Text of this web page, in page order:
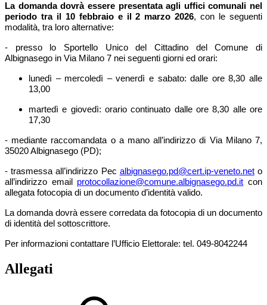
La domanda dovrà essere presentata agli uffici comunali nel
periodo tra il 10 febbraio e il 2 marzo 2026, con le seguenti
modalità, tra loro alternative:
- presso lo Sportello Unico del Cittadino del Comune di
Albignasego in Via Milano 7 nei seguenti giorni ed orari:
lunedì – mercoledì – venerdì e sabato: dalle ore 8,30 alle
13,00
martedì e giovedì: orario continuato dalle ore 8,30 alle ore
17,30
- mediante raccomandata o a mano all’indirizzo di Via Milano 7,
35020 Albignasego (PD);
- trasmessa all’indirizzo Pec albignasego.pd@cert.ip-veneto.neto
all’indirizzo email protocollazione@comune.albignasego.pd.it con
allegata fotocopia di un documento d’identità valido.
La domanda dovrà essere corredata da fotocopia di un documento
di identità del sottoscrittore.
Per informazioni contattare l’Ufficio Elettorale: tel. 049-8042244
Allegati